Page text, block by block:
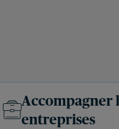
Accompagner
entreprises